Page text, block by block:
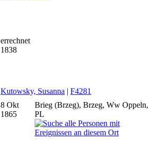
errechnet
1838
Kutowsky, Susanna | F4281
8 Okt
1865
Brieg (Brzeg), Brzeg, Ww Oppeln,
PL